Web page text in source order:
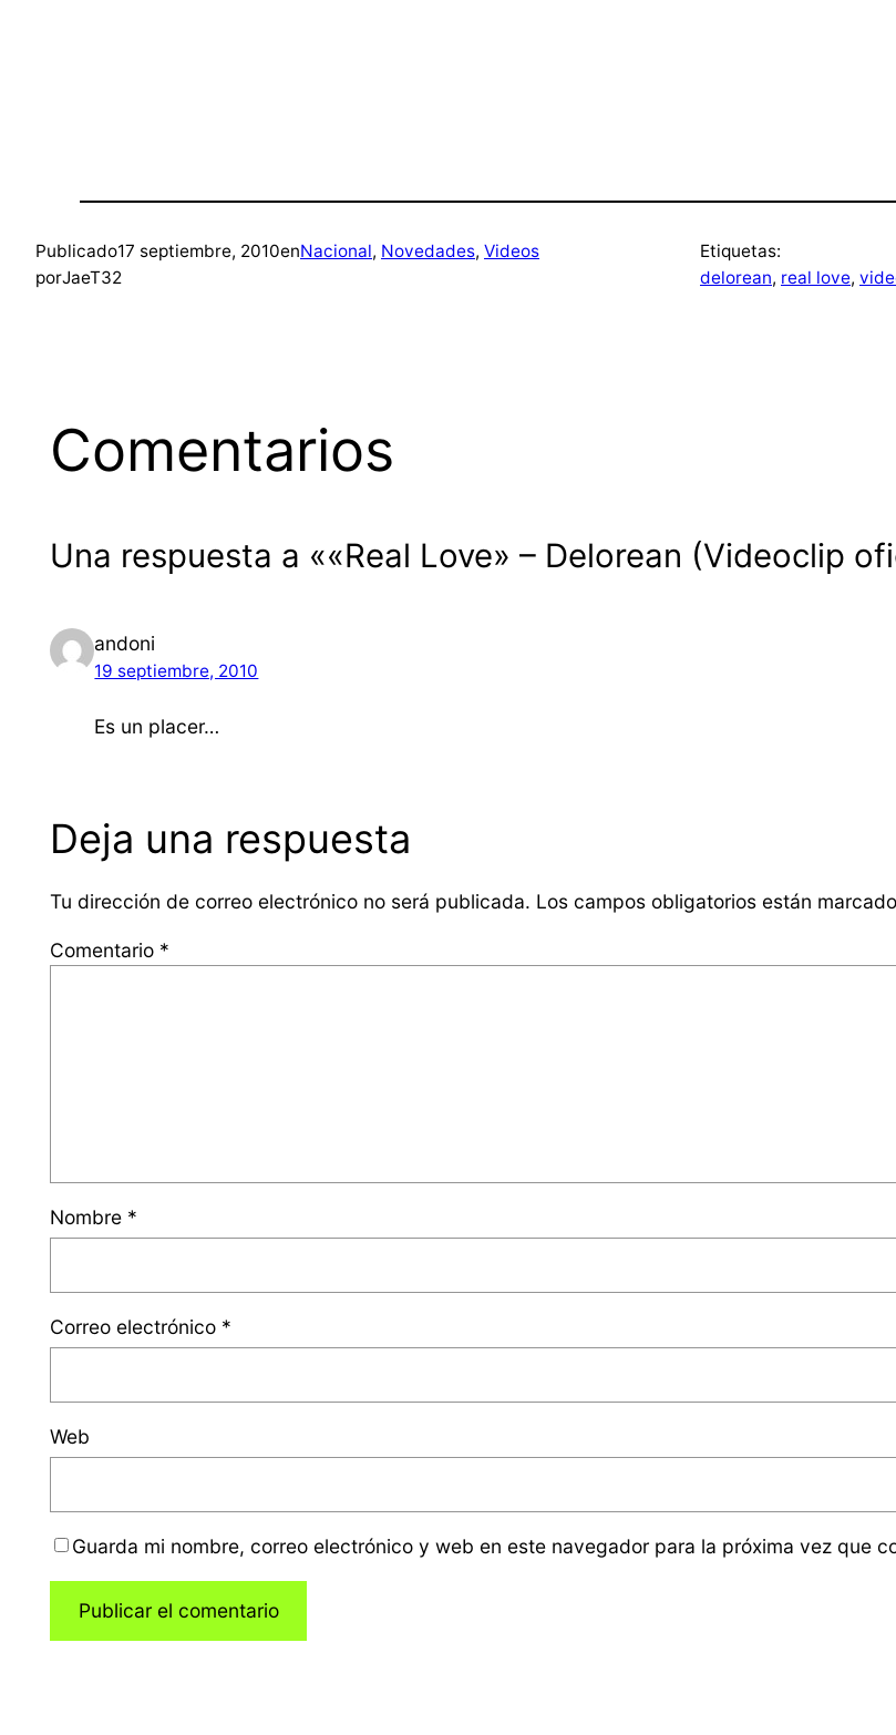
Publicado17 septiembre, 2010enNacional, Novedades, Videos
porJaeT32
Etiquetas:
delorean, real love,
Comentarios
Una respuesta a ««Real Love» – Delorean (Videoclip
andoni
19 septiembre, 2010
Es un placer…
Deja una respuesta
Tu dirección de correo electrónico no será publicada. Los campos obligatorios están
Comentario *
Nombre *
Correo electrónico *
Web
Guarda mi nombre, correo electrónico y web en este navegador para la próxima vez que